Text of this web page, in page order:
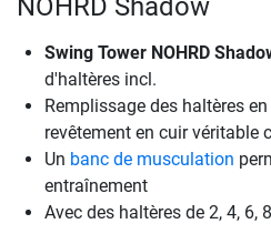
NOHRD Shadow
Swing Tower NOHRD
d'haltères incl.
Remplissage des haltères
revêtement en cuir véritable
Un banc de musculation
entraînement
Avec des haltères de 2, 4, 6,